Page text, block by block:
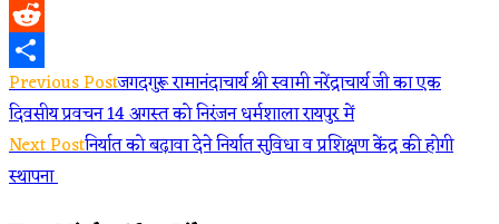
WhatsApp
Reddit
Share
Read
more
articles
Previous Postजगदगुरू रामानंदाचार्य श्री स्वामी नरेंद्राचार्य जी का एक
दिवसीय प्रवचन 14 अगस्त को निरंजन धर्मशाला रायपुर में
Next Postनिर्यात को बढ़ावा देने निर्यात सुविधा व प्रशिक्षण केंद्र की होगी
स्थापना